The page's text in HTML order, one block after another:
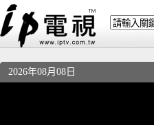
2026年08月08日